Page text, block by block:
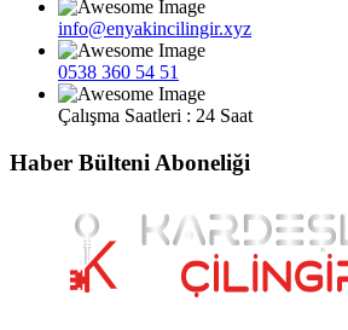
info@enyakincilingir.xyz
0538 360 54 51
Çalışma Saatleri : 24 Saat
Haber Bülteni Aboneliği